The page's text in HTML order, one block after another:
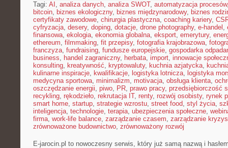
Tagi: AI , analiza danych, analiza SWOT, automatyzacja procesów
bitcoin, biznes ekologiczny, biznes międzynarodowy, biznes
certyfikaty zawodowe, chirurgia plastyczna, coaching kariery,
cyfryzacja, desery, doping, dotacje, drone photography, e-handel ,
finansowa, ekologia, ekonomia globalna, eksport, emerytury,
ethereum, filmmaking, fit przepisy, fotografia krajobrazowa,
franczyza, fundraising, fundusze europejskie, gospodarka
business, handel zagraniczny, herbata, import, innowacje
konsulting, kreatywność, kryptowaluty, kuchnia azjatycka,
kulinarne inspiracje, kwalifikacje, logistyka lotnicza, logistyka
medycyna sportowa, minimalizm, motivacja, obsługa klienta,
oszczędzanie energii, piwo, PR, prawo pracy, przedsiębiorczość
recykling, rękodzieło, rekrutacja IT, renty, rozwój osobisty, rynek
smart home, startup, strategie wzrostu, street food, styl życia,
inteligencja, technologie, terapia, ubezpieczenia społeczne,
firma, work-life balance, zarządzanie czasem, zarządzanie
zrównoważone budownictwo, zrównoważony rozwój
E-jarocin.pl to nowoczesny serwis, który już samą nazwą i